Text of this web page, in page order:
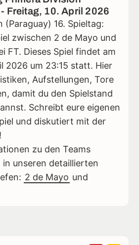
Freitag, 10. April 2026
(Paraguay) 16. Spieltag:
zwischen 2 de Mayo und
FT. Dieses Spiel findet am
2026 um 23:15 statt. Hier
Aufstellungen, Tore
damit du den Spielstand
Schreibt eure eigenen
und diskutiert mit der
zu den Teams
unseren detaillierten
2 de Mayo und